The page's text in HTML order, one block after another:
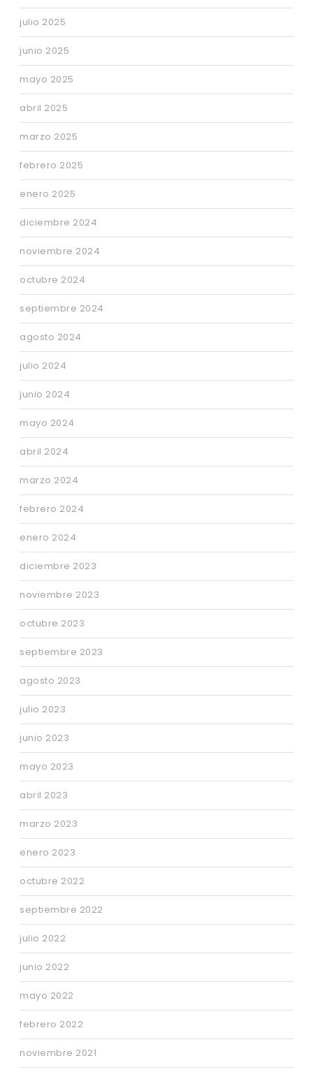
julio 2025
junio 2025
mayo 2025
abril 2025
marzo 2025
febrero 2025
enero 2025
diciembre 2024
noviembre 2024
octubre 2024
septiembre 2024
agosto 2024
julio 2024
junio 2024
mayo 2024
abril 2024
marzo 2024
febrero 2024
enero 2024
diciembre 2023
noviembre 2023
octubre 2023
septiembre 2023
agosto 2023
julio 2023
junio 2023
mayo 2023
abril 2023
marzo 2023
enero 2023
octubre 2022
septiembre 2022
julio 2022
junio 2022
mayo 2022
febrero 2022
noviembre 2021